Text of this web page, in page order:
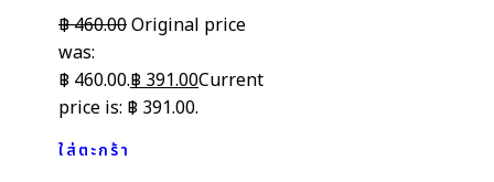
฿460.00Original price
was:
฿ 460.00.฿391.00Current
price is: ฿ 391.00.
ใส่ตะกร้า